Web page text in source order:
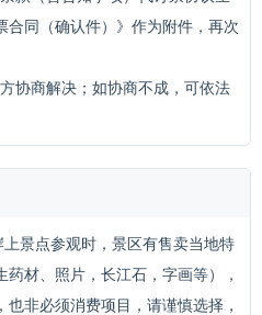
合同（确认件）》作为附件，再次
协商解决；如协商不成，可依法
景点参观时，景区有售卖当地特
材、照片，长江石，字画等），
非必须消费项目，请谨慎选择，